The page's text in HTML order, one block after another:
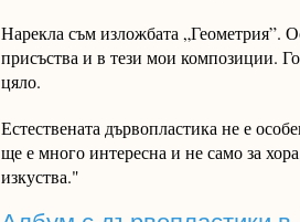
Нарекла съм изложбата „Геометрия”.
присъства и в тези мои композиции.
цяло.
Естествената дървопластика не е
ще е много интересна и не само за
изкуства."